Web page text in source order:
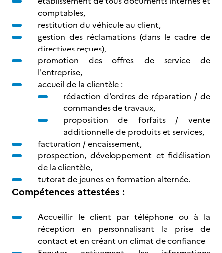
comptables,
restitution du véhicule au client,
gestion des réclamations (dans le cadre de
directives reçues),
promotion des offres de service de
l'entreprise,
accueil de la clientèle :
rédaction d'ordres de réparation / de
commandes de travaux,
proposition de forfaits / vente
additionnelle de produits et services,
facturation / encaissement,
prospection, développement et fidélisation
de la clientèle,
tutorat de jeunes en formation alternée.
Compétences attestées :
Accueillir le client par téléphone ou à la
réception en personnalisant la prise de
contact et en créant un climat de confiance